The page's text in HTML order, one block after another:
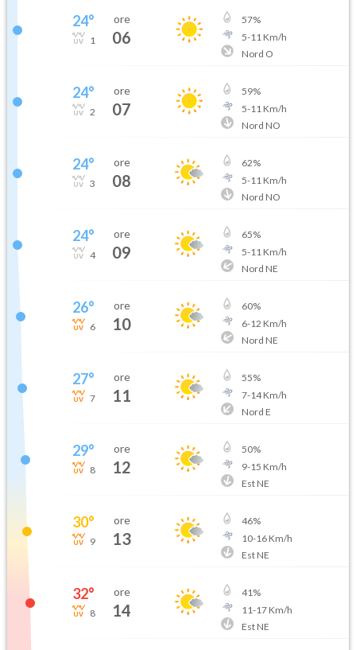
24°
1
ore
06
57%
5-11 Km/h
Nord O
24°
2
ore
07
59%
5-11 Km/h
Nord NO
24°
3
ore
08
62%
5-11 Km/h
Nord NO
24°
4
ore
09
65%
5-11 Km/h
Nord NE
26°
6
ore
10
60%
6-12 Km/h
Nord NE
27°
7
ore
11
55%
7-14Km/h
Nord E
29°
8
ore
12
50%
9-15 Km/h
Est NE
30°
9
ore
13
46%
10-16Km/h
Est NE
32°
8
ore
14
41%
11-17Km/h
Est NE